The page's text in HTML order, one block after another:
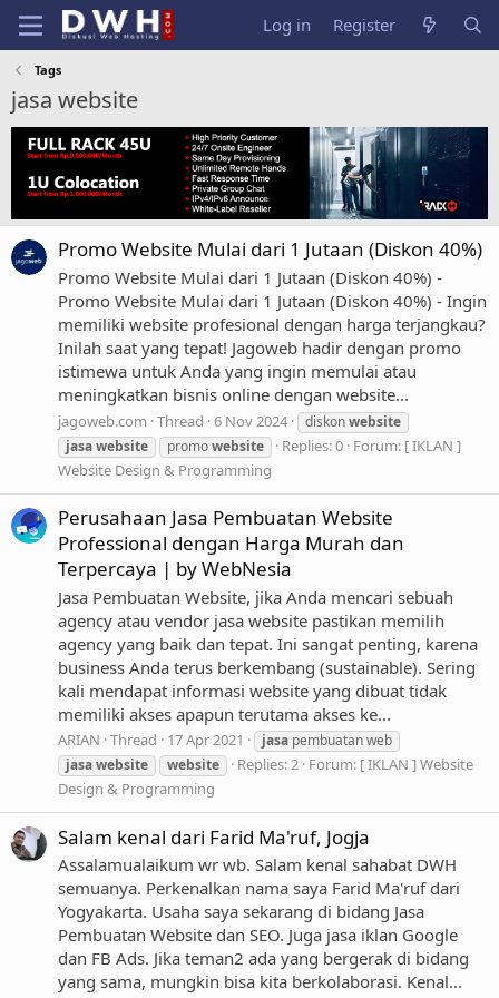
Log in Register
Tags
jasa website
Promo Website Mulai dari 1 Jutaan (Diskon 40%)
Promo Website Mulai dari 1 Jutaan (Diskon 40%) -
Promo Website Mulai dari 1 Jutaan (Diskon 40%) - Ingin
memiliki website profesional dengan harga terjangkau?
Inilah saat yang tepat! Jagoweb hadir dengan promo
istimewa untuk Anda yang ingin memulai atau
meningkatkan bisnis online dengan website...
jagoweb.com Thread 6 Nov 2024 diskonwebsite
jasawebsite promowebsite Replies: 0 Forum: [ IKLAN ]
Website Design & Programming
Perusahaan Jasa Pembuatan Website
Professional dengan Harga Murah dan
Terpercaya | by WebNesia
Jasa Pembuatan Website, jika Anda mencari sebuah
agency atau vendor jasa website pastikan memilih
agency yang baik dan tepat. Ini sangat penting, karena
business Anda terus berkembang (sustainable). Sering
kali mendapat informasi website yang dibuat tidak
memiliki akses apapun terutama akses ke...
ARIAN Thread 17 Apr 2021 jasa pembuatan web
jasawebsite website Replies: 2 Forum: [ IKLAN ] Website
Design & Programming
Salam kenal dari Farid Ma'ruf, Jogja
Assalamualaikum wr wb. Salam kenal sahabat DWH
semuanya. Perkenalkan nama saya Farid Ma'ruf dari
Yogyakarta. Usaha saya sekarang di bidang Jasa
Pembuatan Website dan SEO. Juga jasa iklan Google
dan FB Ads. Jika teman2 ada yang bergerak di bidang
yang sama, mungkin bisa kita berkolaborasi. Kenal...